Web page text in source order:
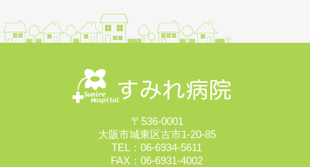
〒536-0001
大阪市城東区古市1-20-85
TEL：06-6934-5611
FAX：06-6931-4002